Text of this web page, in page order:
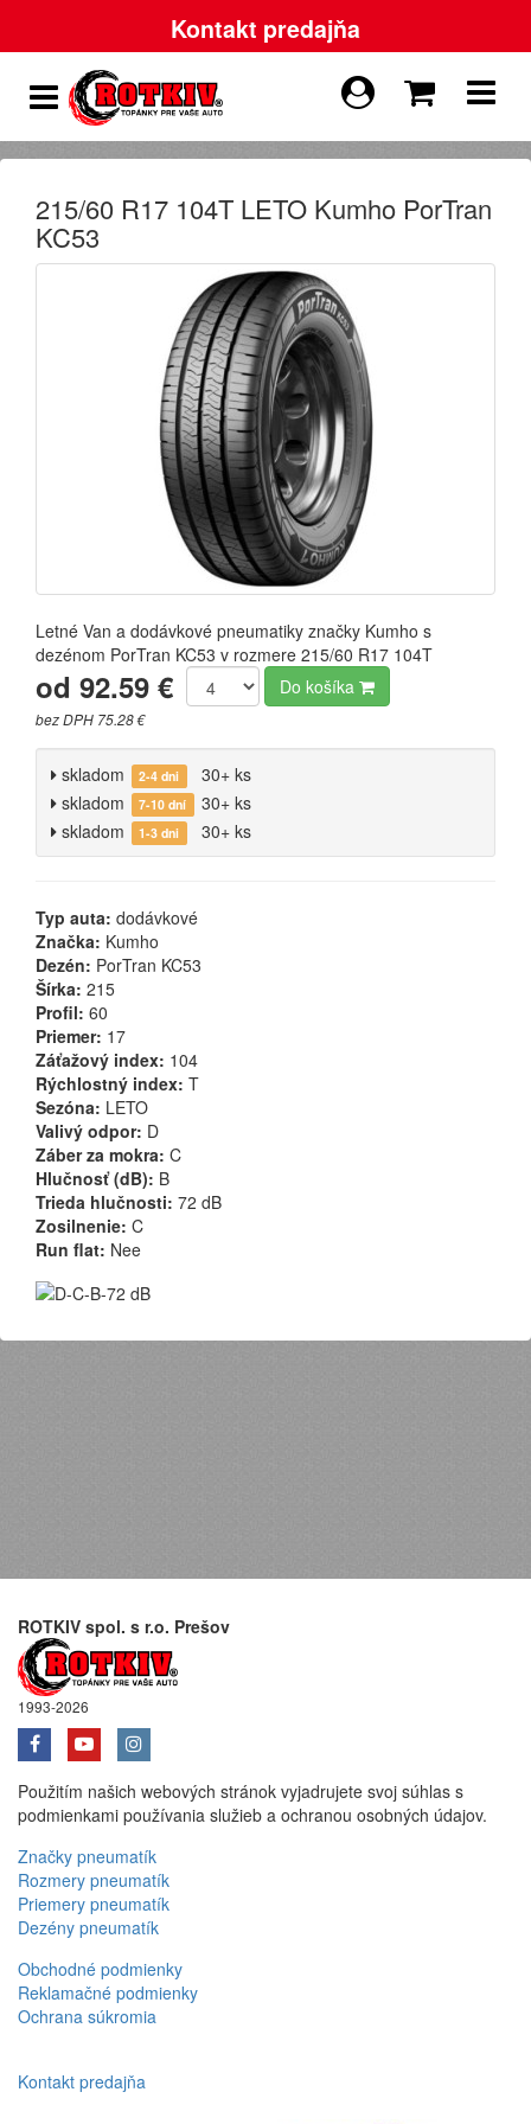
Kontakt predajňa
215/60 R17 104T LETO Kumho PorTran
KC53
Letné Van a dodávkové pneumatiky značky Kumho s
dezénom PorTran KC53 v rozmere 215/60 R17 104T
od 92.59 €
bez DPH 75.28 €
Do košíka
skladom 2-4 dni
30+ ks
skladom
7-10 dní
30+ ks
skladom
1-3 dni 30+ ks
Typ auta: dodávkové
Značka: Kumho
Dezén: PorTran KC53
Šírka: 215
Profil: 60
Priemer: 17
Záťažový index: 104
Rýchlostný index: T
Sezóna: LETO
Valivý odpor: D
Záber za mokra: C
Hlučnosť (dB): B
Trieda hlučnosti: 72 dB
Zosilnenie: C
Run flat: Nee
ROTKIV spol. s r.o. Prešov
1993-2026
Použitím našich webových stránok vyjadrujete svoj súhlas s
podmienkami používania služieb a ochranou osobných údajov.
Značky pneumatík
Rozmery pneumatík
Priemery pneumatík
Dezény pneumatík
Obchodné podmienky
Reklamačné podmienky
Ochrana súkromia
Kontakt predajňa